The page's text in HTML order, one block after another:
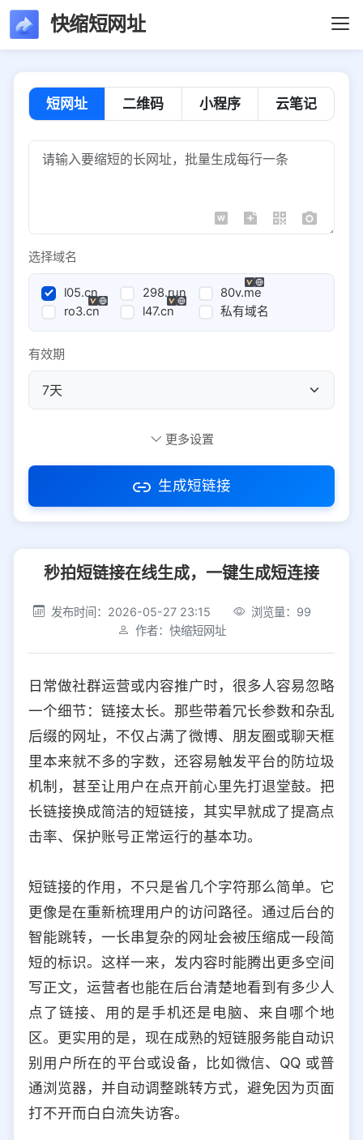
快缩短网址
短网址 二维码 小程序 云笔记
选择域名
l05.cn 298.run
80v.me
ro3.cn
l47.cn 私有域名
有效期
访问密码
社交平台 电商平台
选择防红平台类型，避免链接被拦截
iOS Android PC 其他
选择允许访问的平台类型
更多设置
生成短链接
秒拍短链接在线生成，一键生成短连接
发布时间：2026-05-27 23:15
浏览量：99
作者：快缩短网址
日常做社群运营或内容推广时，很多人容易忽略
一个细节：链接太长。那些带着冗长参数和杂乱
后缀的网址，不仅占满了微博、朋友圈或聊天框
里本来就不多的字数，还容易触发平台的防垃圾
机制，甚至让用户在点开前心里先打退堂鼓。把
长链接换成简洁的短链接，其实早就成了提高点
击率、保护账号正常运行的基本功。
短链接的作用，不只是省几个字符那么简单。它
更像是在重新梳理用户的访问路径。通过后台的
智能跳转，一长串复杂的网址会被压缩成一段简
短的标识。这样一来，发内容时能腾出更多空间
写正文，运营者也能在后台清楚地看到有多少人
点了链接、用的是手机还是电脑、来自哪个地
区。更实用的是，现在成熟的短链服务能自动识
别用户所在的平台或设备，比如微信、QQ 或普
通浏览器，并自动调整跳转方式，避免因为页面
打不开而白白流失访客。